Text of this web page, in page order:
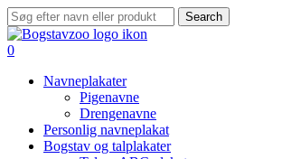
Skip
to
main
Search
Close
Search
search
0
Navneplakater
Pigenavne
Drengenavne
Personlig navneplakat
Bogstav og talplakater